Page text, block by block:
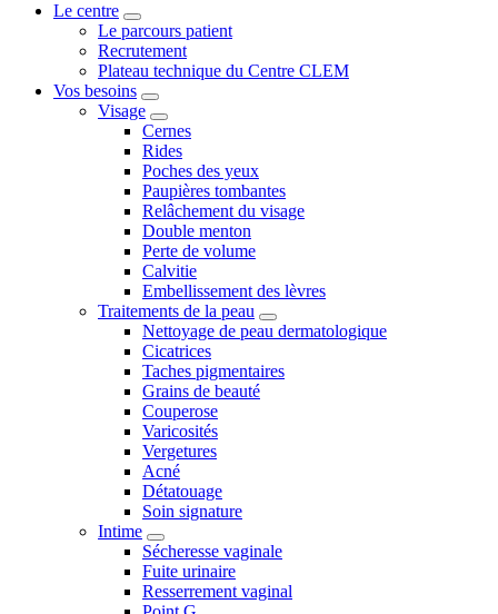
Le centre
Le parcours patient
Recrutement
Plateau technique du Centre CLEM
Vos besoins
Visage
Cernes
Rides
Poches des yeux
Paupières tombantes
Relâchement du visage
Double menton
Perte de volume
Calvitie
Embellissement des lèvres
Traitements de la peau
Nettoyage de peau dermatologique
Cicatrices
Taches pigmentaires
Grains de beauté
Couperose
Varicosités
Vergetures
Acné
Détatouage
Soin signature
Intime
Sécheresse vaginale
Fuite urinaire
Resserrement vaginal